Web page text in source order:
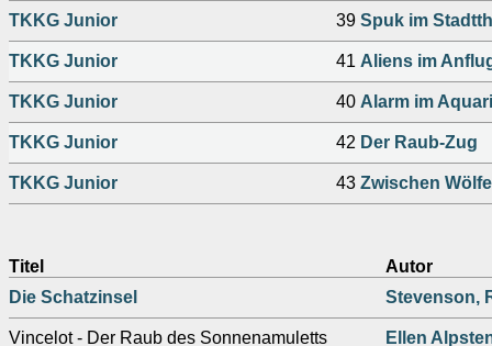
TKKG Junior
39 Spuk im
TKKG Junior 41 Aliens im
TKKG Junior 40 Alarm im
TKKG Junior 42 Der Raub-Zug
TKKG Junior 43 Zwischen
Titel
Autor
Die Schatzinsel
Stevenson,
Vincelot - Der Raub des Sonnenamuletts
Ellen